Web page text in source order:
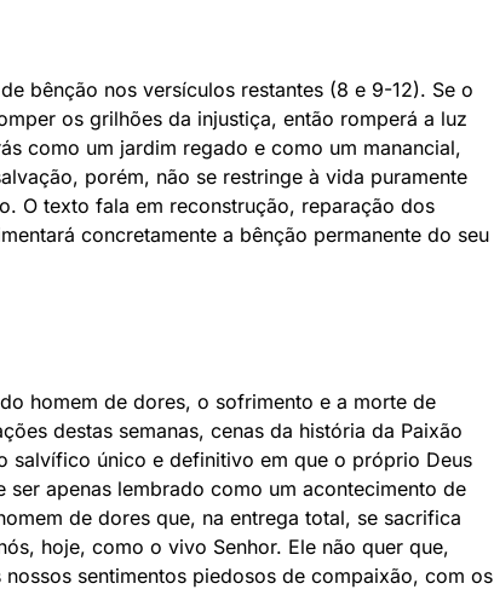
bênção nos versículos restantes (8 e 9-12). Se o
os grilhões da injustiça, então romperá a luz
como um jardim regado e como um manancial,
porém, não se restringe à vida puramente
O texto fala em reconstrução, reparação dos
concretamente a bênção permanente do seu
homem de dores, o sofrimento e a morte de
destas semanas, cenas da história da Paixão
salvífico único e definitivo em que o próprio Deus
apenas lembrado como um acontecimento de
de dores que, na entrega total, se sacrifica
hoje, como o vivo Senhor. Ele não quer que,
sentimentos piedosos de compaixão, com os